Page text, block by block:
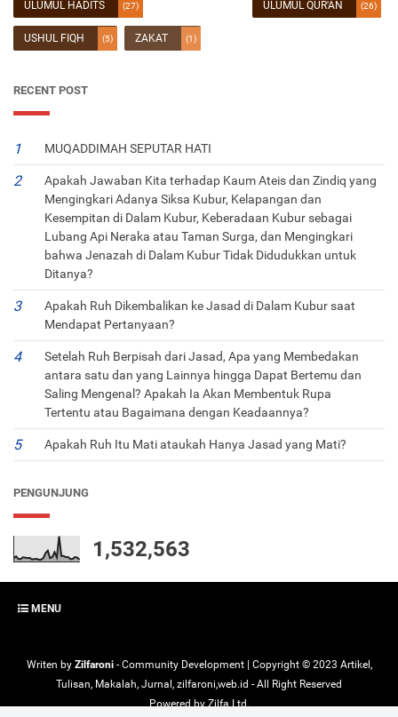
ULUMUL HADITS (27) ULUMUL QUR'AN (26)
USHUL FIQH (5) ZAKAT (1)
RECENT POST
MUQADDIMAH SEPUTAR HATI
Apakah Jawaban Kita terhadap Kaum Ateis dan Zindiq yang
Mengingkari Adanya Siksa Kubur, Kelapangan dan
Kesempitan di Dalam Kubur, Keberadaan Kubur sebagai
Lubang Api Neraka atau Taman Surga, dan Mengingkari
bahwa Jenazah di Dalam Kubur Tidak Didudukkan untuk
Ditanya?
Apakah Ruh Dikembalikan ke Jasad di Dalam Kubur saat
Mendapat Pertanyaan?
Setelah Ruh Berpisah dari Jasad, Apa yang Membedakan
antara satu dan yang Lainnya hingga Dapat Bertemu dan
Saling Mengenal? Apakah Ia Akan Membentuk Rupa
Tertentu atau Bagaimana dengan Keadaannya?
Apakah Ruh Itu Mati ataukah Hanya Jasad yang Mati?
PENGUNJUNG
1,532,563
MENU
Writen by Zilfaroni- Community Development | Copyright © 2023 Artikel,
Tulisan, Makalah, Jurnal, zilfaroni,web.id - All Right Reserved
Powered byZilfa Ltd.